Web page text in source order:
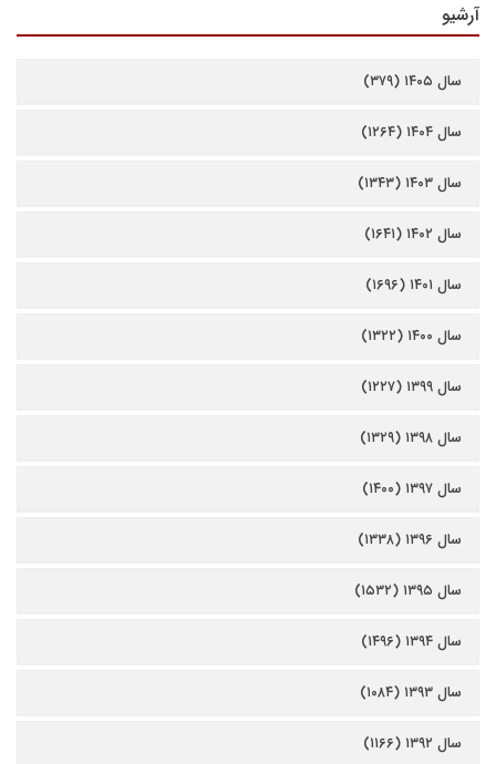
آرشیو
سال ۱۴۰۵ (۳۷۹)
سال ۱۴۰۴ (۱۲۶۴)
سال ۱۴۰۳ (۱۳۴۳)
سال ۱۴۰۲ (۱۶۴۱)
سال ۱۴۰۱ (۱۶۹۶)
سال ۱۴۰۰ (۱۳۲۲)
سال ۱۳۹۹ (۱۲۲۷)
سال ۱۳۹۸ (۱۳۲۹)
سال ۱۳۹۷ (۱۴۰۰)
سال ۱۳۹۶ (۱۳۳۸)
سال ۱۳۹۵ (۱۵۳۲)
سال ۱۳۹۴ (۱۴۹۶)
سال ۱۳۹۳ (۱۰۸۴)
سال ۱۳۹۲ (۱۱۶۶)